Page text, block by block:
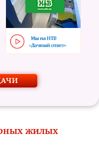
жилых